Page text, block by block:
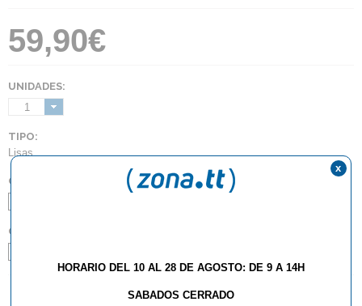
59,90€
UNIDADES:
1
TIPO:
Lisas
COLOR:
GROSOR:
HORARIO DEL 10 AL 28 DE AGOSTO: DE 9 A 14H
SABADOS CERRADO
x